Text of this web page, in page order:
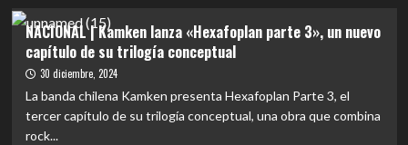
EVENTOS
|
Música
nacional
Jorge
NACIONAL | Kamken lanza «Hexafoplan parte 3», un nuevo
capítulo de su trilogía conceptual
30 diciembre, 2024
La banda chilena Kamken presenta Hexafoplan Parte 3, el
tercer capítulo de su trilogía conceptual, una obra que combina
rock...